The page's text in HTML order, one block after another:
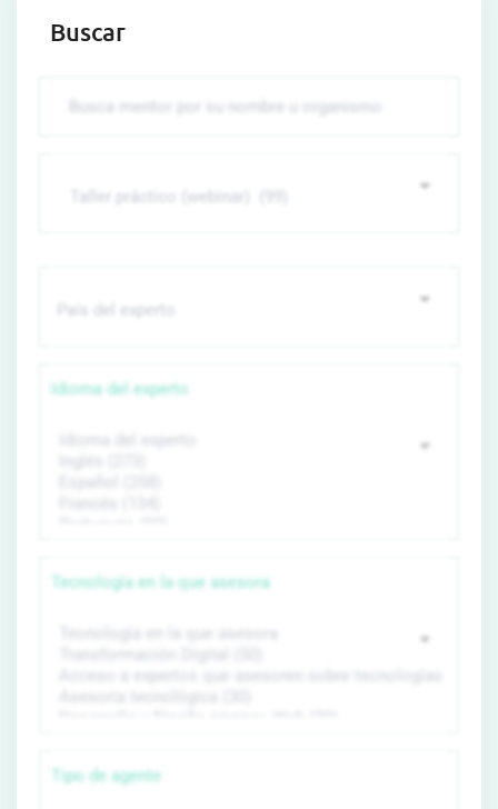
Buscar
Idioma del experto
Tecnología en la que asesora
Tipo de agente